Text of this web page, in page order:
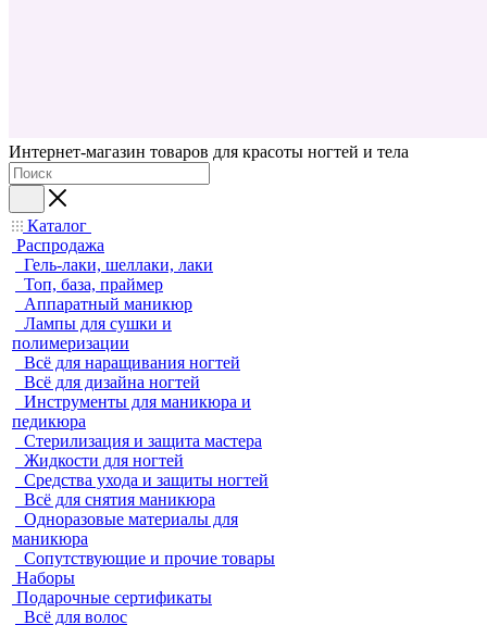
Интернет-магазин товаров для красоты ногтей и тела
Каталог
Распродажа
Гель-лаки, шеллаки, лаки
Топ, база, праймер
Аппаратный маникюр
Лампы для сушки и
полимеризации
Всё для наращивания ногтей
Всё для дизайна ногтей
Инструменты для маникюра и
педикюра
Стерилизация и защита мастера
Жидкости для ногтей
Средства ухода и защиты ногтей
Всё для снятия маникюра
Одноразовые материалы для
маникюра
Сопутствующие и прочие товары
Наборы
Подарочные сертификаты
Всё для волос